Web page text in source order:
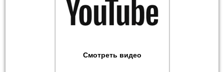
Смотреть видео